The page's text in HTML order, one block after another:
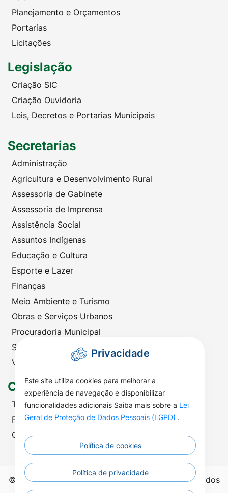
Planejamento e Orçamentos
Portarias
Licitações
Legislação
Criação SIC
Criação Ouvidoria
Leis, Decretos e Portarias Municipais
Secretarias
Administração
Agricultura e Desenvolvimento Rural
Assessoria de Gabinete
Assessoria de Imprensa
Assistência Social
Assuntos Indígenas
Educação e Cultura
Esporte e Lazer
Finanças
Meio Ambiente e Turismo
Obras e Serviços Urbanos
Procuradoria Municipal
Saúde
Viação e Transportes
Contato
Telefones Úteis
Fale com a Prefeitura
Ouvidoria | SIC
©2026 - Prefeitura Municipal de Nova Nazaré - Todos
os direitos reservados.
Privacidade
Este site utiliza cookies para melhorar a
experiência de navegação e disponibilizar
funcionalidades adicionais Saiba mais sobre a Lei
Geral de Proteção de Dados Pessoais (LGPD) .
Política de cookies
Política de privacidade